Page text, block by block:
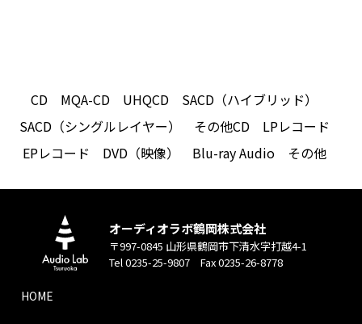
CD MQA-CD UHQCD
SACD（ハイブリッド）
SACD（シングルレイヤー）
その他CD
LPレコード
EPレコード
DVD（映像） Blu-ray Audio その他
オーディオラボ鶴岡株式会社
〒997-0845 山形県鶴岡市下清水字打越4-1
Tel 0235-25-9807 Fax 0235-26-8778
HOME